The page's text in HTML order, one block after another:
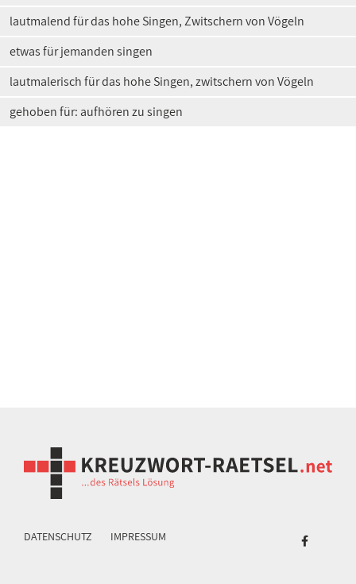
lautmalend für das hohe Singen, Zwitschern von Vögeln
etwas für jemanden singen
lautmalerisch für das hohe Singen, zwitschern von Vögeln
gehoben für: aufhören zu singen
DATENSCHUTZ IMPRESSUM